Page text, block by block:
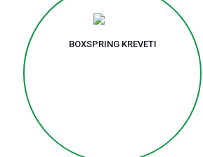
BOXSPRING KREVETI